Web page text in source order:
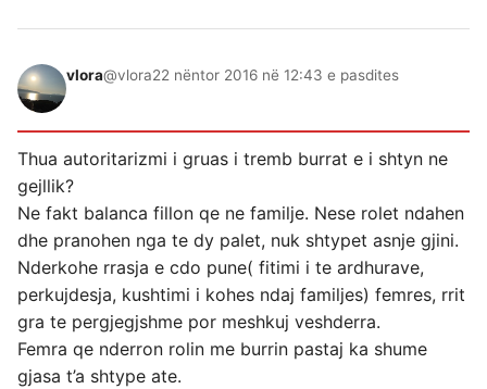
vlora@vlora22 nëntor 2016 në 12:43 e pasdites
Thua autoritarizmi i gruas i tremb burrat e i shtyn ne
gejllik?
Ne fakt balanca fillon qe ne familje. Nese rolet ndahen
dhe pranohen nga te dy palet, nuk shtypet asnje gjini.
Nderkohe rrasja e cdo pune( fitimi i te ardhurave,
perkujdesja, kushtimi i kohes ndaj familjes) femres, rrit
gra te pergjegjshme por meshkuj veshderra.
Femra qe nderron rolin me burrin pastaj ka shume
gjasa t’a shtype ate.